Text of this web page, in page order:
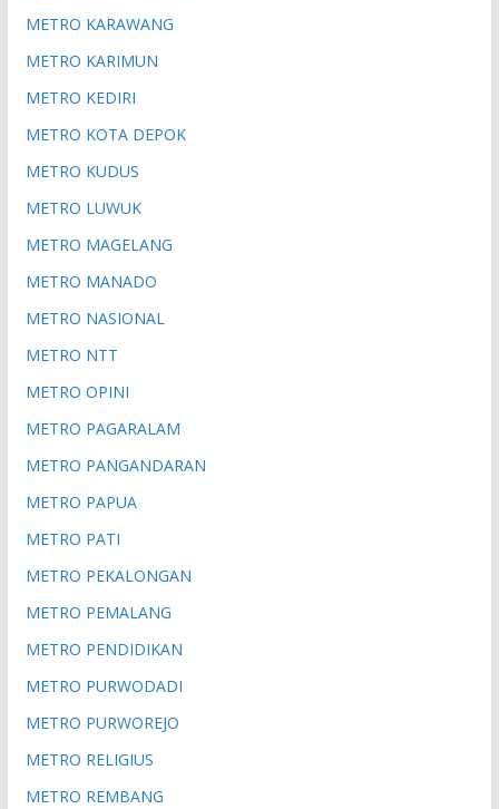
METRO KARAWANG
METRO KARIMUN
METRO KEDIRI
METRO KOTA DEPOK
METRO KUDUS
METRO LUWUK
METRO MAGELANG
METRO MANADO
METRO NASIONAL
METRO NTT
METRO OPINI
METRO PAGARALAM
METRO PANGANDARAN
METRO PAPUA
METRO PATI
METRO PEKALONGAN
METRO PEMALANG
METRO PENDIDIKAN
METRO PURWODADI
METRO PURWOREJO
METRO RELIGIUS
METRO REMBANG